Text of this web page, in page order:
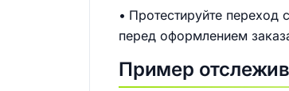
Протестируйте переход
перед оформлением
Пример